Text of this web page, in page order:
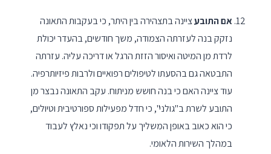
אם התובעציינה בתצהירה בין היתר, כי בעקבות התאונה
נזקק בנה לעזרתה הצמודה, משך חודשים, בהעדר יכולת
לרדת מן המיטה ואיסור הזזת הרגל או דריכה עליה. עזרתה
התבטאה גם בהסעתו לטיפולים רפואיים ולרבות פיזיותרפיה.
עוד ציינה האם כי בנה חושש מניתוח. עקב התאונה נבצר מן
התובע לשרת ב"גולני", כי חדל מפעילות ספורטיבית וטיולים,
כי הוא כאוב באופן המשליך על תפקודו וכי נאלץ לעבוד
במהלך השירות הלאומי.